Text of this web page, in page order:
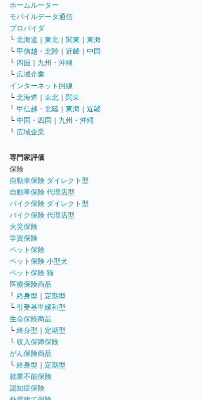
ホームルーター
モバイルデータ通信
プロバイダ
└ 北海道 ｜ 東北 ｜ 関東 ｜ 東海
└ 甲信越・北陸 ｜ 近畿 ｜ 中国
└ 四国 ｜ 九州・沖縄
└ 広域企業
インターネット回線
└ 北海道 ｜ 東北 ｜ 関東
└ 甲信越・北陸 ｜ 東海 ｜ 近畿
└ 中国・四国 ｜ 九州・沖縄
└ 広域企業
専門家評価
保険
自動車保険 ダイレクト型
自動車保険 代理店型
バイク保険 ダイレクト型
バイク保険 代理店型
火災保険
学資保険
ペット保険
ペット保険 小型犬
ペット保険 猫
医療保険商品
└ 終身型 ｜ 定期型
└ 引受基準緩和型
生命保険商品
└ 終身型 ｜ 定期型
└ 収入保障保険
がん保険商品
└ 終身型 ｜ 定期型
就業不能保険
認知症保険